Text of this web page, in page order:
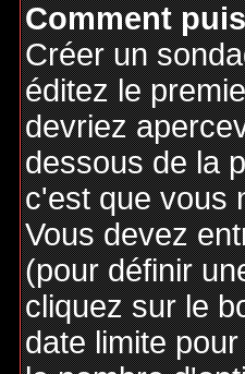
Comment
Créer un
éditez le
devriez
dessous de la
c'est que vous
Vous devez
(pour définir
cliquez sur le
date limite